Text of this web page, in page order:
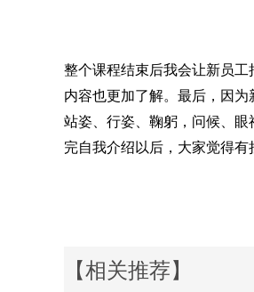
整个课程结束后我会让新员
内容也更加了解。最后，因
站姿、行姿、鞠躬，问候、
完自我介绍以后，大家觉得
【相关推荐】